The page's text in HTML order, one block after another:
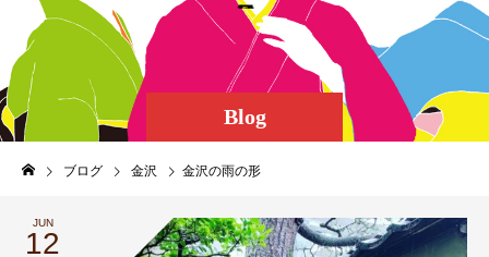
Blog
ブログ 金沢 金沢の雨の形
JUN
12